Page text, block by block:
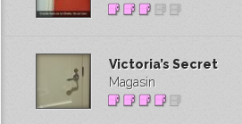
Victoria’s Secret
Magasin